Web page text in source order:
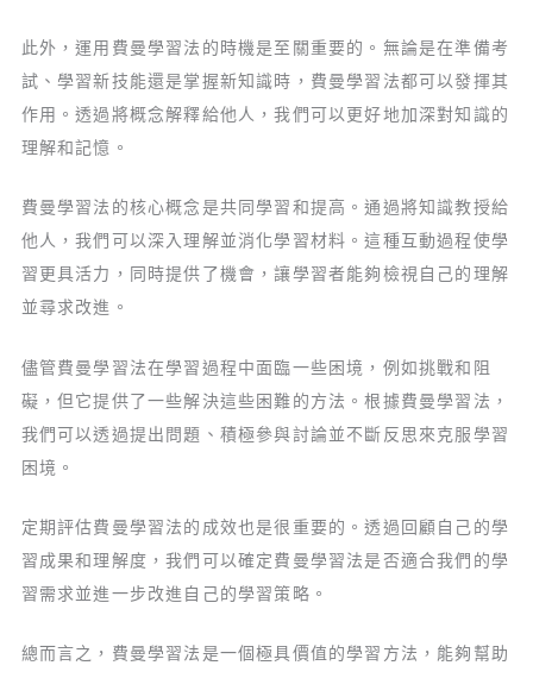
此外，運用費曼學習法的時機是至關重要的。無論是在準備考
試、學習新技能還是掌握新知識時，費曼學習法都可以發揮其
作用。透過將概念解釋給他人，我們可以更好地加深對知識的
理解和記憶。
費曼學習法的核心概念是共同學習和提高。通過將知識教授給
他人，我們可以深入理解並消化學習材料。這種互動過程使學
習更具活力，同時提供了機會，讓學習者能夠檢視自己的理解
並尋求改進。
儘管費曼學習法在學習過程中面臨一些困境，例如挑戰和阻
礙，但它提供了一些解決這些困難的方法。根據費曼學習法，
我們可以透過提出問題、積極參與討論並不斷反思來克服學習
困境。
定期評估費曼學習法的成效也是很重要的。透過回顧自己的學
習成果和理解度，我們可以確定費曼學習法是否適合我們的學
習需求並進一步改進自己的學習策略。
總而言之，費曼學習法是一個極具價值的學習方法，能夠幫助